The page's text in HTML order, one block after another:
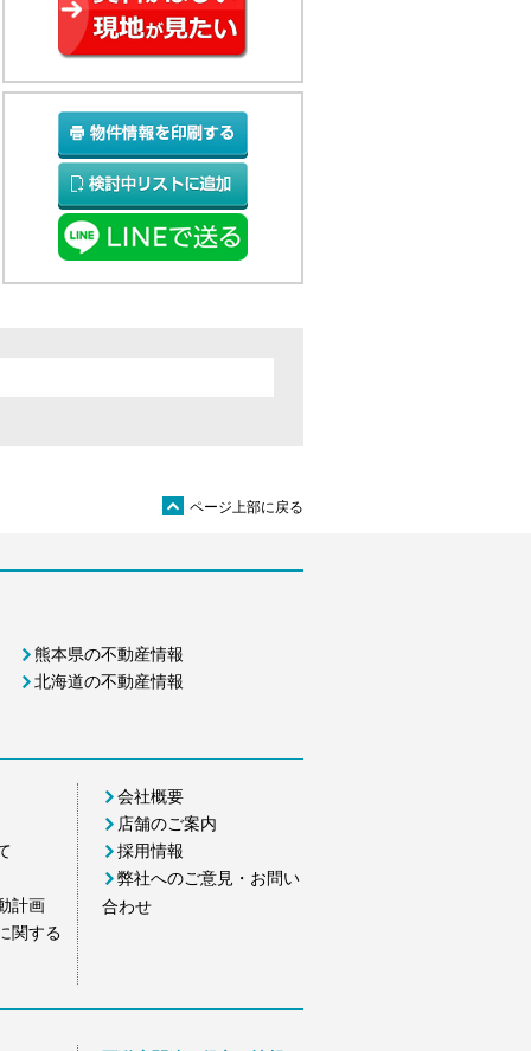
ü ページ上部に戻る
熊本県の不動産情報
北海道の不動産情報
計画
関する
会社概要
店舗のご案内
採用情報
弊社へのご意見・お問い
合わせ